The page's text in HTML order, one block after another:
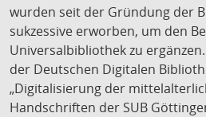
wurden seit der Gründung der
sukzessive erworben, um den
Universalbibliothek zu
der Deutschen Digitalen
„Digitalisierung der
Handschriften der SUB